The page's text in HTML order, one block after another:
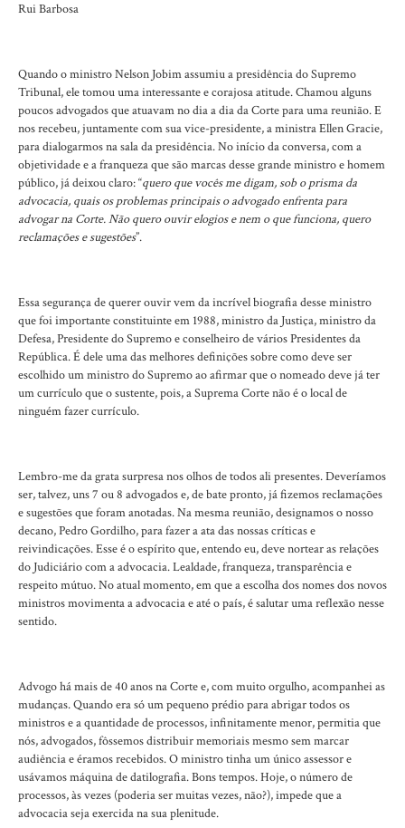
Rui Barbosa
Quando o ministro Nelson Jobim assumiu a presidência do Supremo
Tribunal, ele tomou uma interessante e corajosa atitude. Chamou alguns
poucos advogados que atuavam no dia a dia da Corte para uma reunião. E
nos recebeu, juntamente com sua vice-presidente, a ministra Ellen Gracie,
para dialogarmos na sala da presidência. No início da conversa, com a
objetividade e a franqueza que são marcas desse grande ministro e homem
público, já deixou claro: “quero que vocês me digam, sob o prisma da
advocacia, quais os problemas principais o advogado enfrenta para
advogar na Corte. Não quero ouvir elogios e nem o que funciona, quero
reclamações e sugestões”.
Essa segurança de querer ouvir vem da incrível biografia desse ministro
que foi importante constituinte em 1988, ministro da Justiça, ministro da
Defesa, Presidente do Supremo e conselheiro de vários Presidentes da
República. É dele uma das melhores definições sobre como deve ser
escolhido um ministro do Supremo ao afirmar que o nomeado deve já ter
um currículo que o sustente, pois, a Suprema Corte não é o local de
ninguém fazer currículo.
Lembro-me da grata surpresa nos olhos de todos ali presentes. Deveríamos
ser, talvez, uns 7 ou 8 advogados e, de bate pronto, já fizemos reclamações
e sugestões que foram anotadas. Na mesma reunião, designamos o nosso
decano, Pedro Gordilho, para fazer a ata das nossas críticas e
reivindicações. Esse é o espírito que, entendo eu, deve nortear as relações
do Judiciário com a advocacia. Lealdade, franqueza, transparência e
respeito mútuo. No atual momento, em que a escolha dos nomes dos novos
ministros movimenta a advocacia e até o país, é salutar uma reflexão nesse
sentido.
Advogo há mais de 40 anos na Corte e, com muito orgulho, acompanhei as
mudanças. Quando era só um pequeno prédio para abrigar todos os
ministros e a quantidade de processos, infinitamente menor, permitia que
nós, advogados, fôssemos distribuir memoriais mesmo sem marcar
audiência e éramos recebidos. O ministro tinha um único assessor e
usávamos máquina de datilografia. Bons tempos. Hoje, o número de
processos, às vezes (poderia ser muitas vezes, não?), impede que a
advocacia seja exercida na sua plenitude.